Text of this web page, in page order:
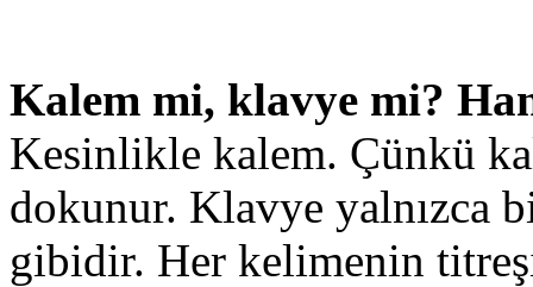
Kalem mi, klavye mi?
Kesinlikle kalem. Çünkü
dokunur. Klavye yalnızca
gibidir. Her kelimenin